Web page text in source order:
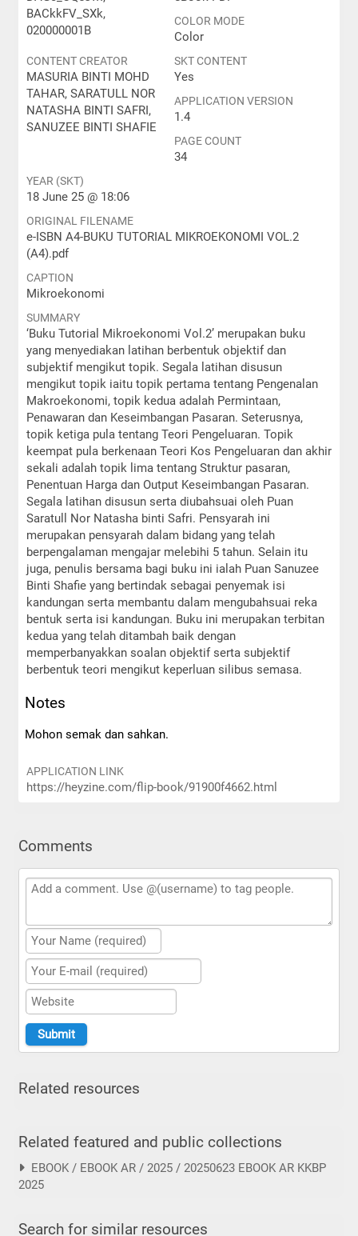
BACkkFV_SXk,
020000001B
COLOR MODE
Color
CONTENT CREATOR
MASURIA BINTI MOHD
TAHAR, SARATULL NOR
NATASHA BINTI SAFRI,
SANUZEE BINTI SHAFIE
SKT CONTENT
Yes
APPLICATION VERSION
1.4
PAGE COUNT
34
YEAR (SKT)
18 June 25 @ 18:06
ORIGINAL FILENAME
e-ISBN A4-BUKU TUTORIAL MIKROEKONOMI VOL.2
(A4).pdf
CAPTION
Mikroekonomi
SUMMARY
‘Buku Tutorial Mikroekonomi Vol.2’ merupakan buku
yang menyediakan latihan berbentuk objektif dan
subjektif mengikut topik. Segala latihan disusun
mengikut topik iaitu topik pertama tentang Pengenalan
Makroekonomi, topik kedua adalah Permintaan,
Penawaran dan Keseimbangan Pasaran. Seterusnya,
topik ketiga pula tentang Teori Pengeluaran. Topik
keempat pula berkenaan Teori Kos Pengeluaran dan akhir
sekali adalah topik lima tentang Struktur pasaran,
Penentuan Harga dan Output Keseimbangan Pasaran.
Segala latihan disusun serta diubahsuai oleh Puan
Saratull Nor Natasha binti Safri. Pensyarah ini
merupakan pensyarah dalam bidang yang telah
berpengalaman mengajar melebihi 5 tahun. Selain itu
juga, penulis bersama bagi buku ini ialah Puan Sanuzee
Binti Shafie yang bertindak sebagai penyemak isi
kandungan serta membantu dalam mengubahsuai reka
bentuk serta isi kandungan. Buku ini merupakan terbitan
kedua yang telah ditambah baik dengan
memperbanyakkan soalan objektif serta subjektif
berbentuk teori mengikut keperluan silibus semasa.
Notes
Mohon semak dan sahkan.
APPLICATION LINK
https://heyzine.com/flip-book/91900f4662.html
Comments
Related resources
Related featured and public collections
EBOOK / EBOOK AR / 2025 / 20250623 EBOOK AR KKBP
2025
Search for similar resources